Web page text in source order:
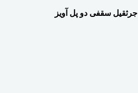
جرثقیل سقفی دو پل آویز